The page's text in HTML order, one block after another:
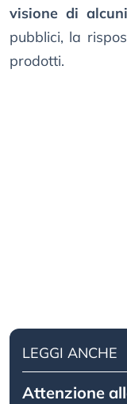
visione di
pubblici, la
prodotti.
LEGGI ANCHE
Attenzione